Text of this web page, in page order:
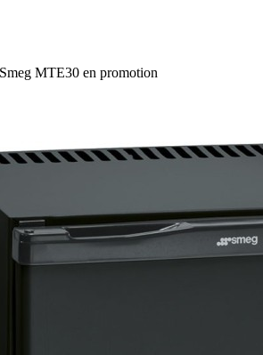
MTE30 en promotion